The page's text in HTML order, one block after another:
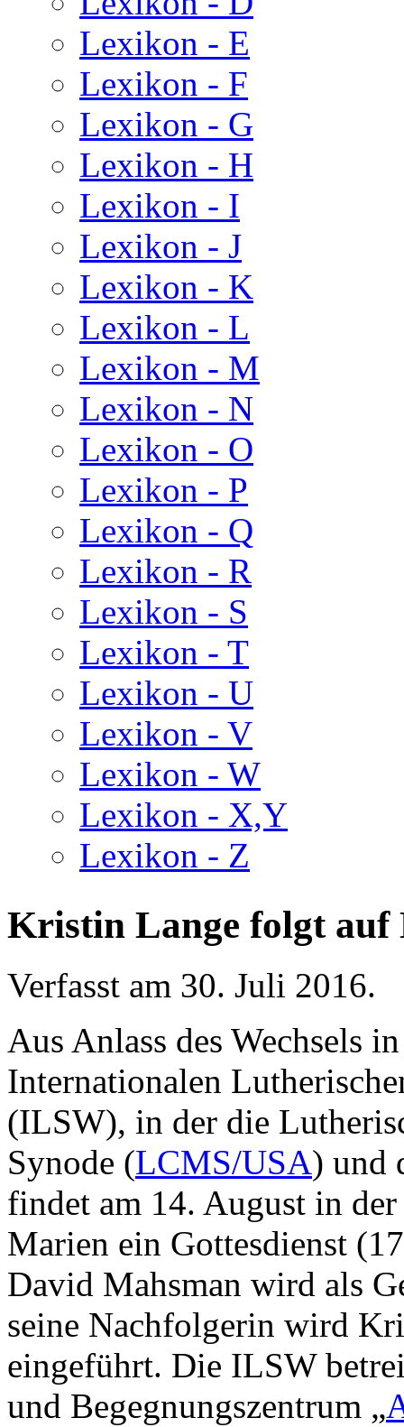
Lexikon - E
Lexikon - F
Lexikon - G
Lexikon - H
Lexikon - I
Lexikon - J
Lexikon - K
Lexikon - L
Lexikon - M
Lexikon - N
Lexikon - O
Lexikon - P
Lexikon - Q
Lexikon - R
Lexikon - S
Lexikon - T
Lexikon - U
Lexikon - V
Lexikon - W
Lexikon - X,Y
Lexikon - Z
Kristin Lange folgt auf
Verfasst am 30. Juli 2016.
Aus Anlass des Wechsels
Internationalen
(ILSW), in der die
Synode (LCMS/USA) und
findet am 14. August in
Marien ein Gottesdienst
David Mahsman wird als
seine Nachfolgerin wird
eingeführt. Die ILSW
und Begegnungszentrum „